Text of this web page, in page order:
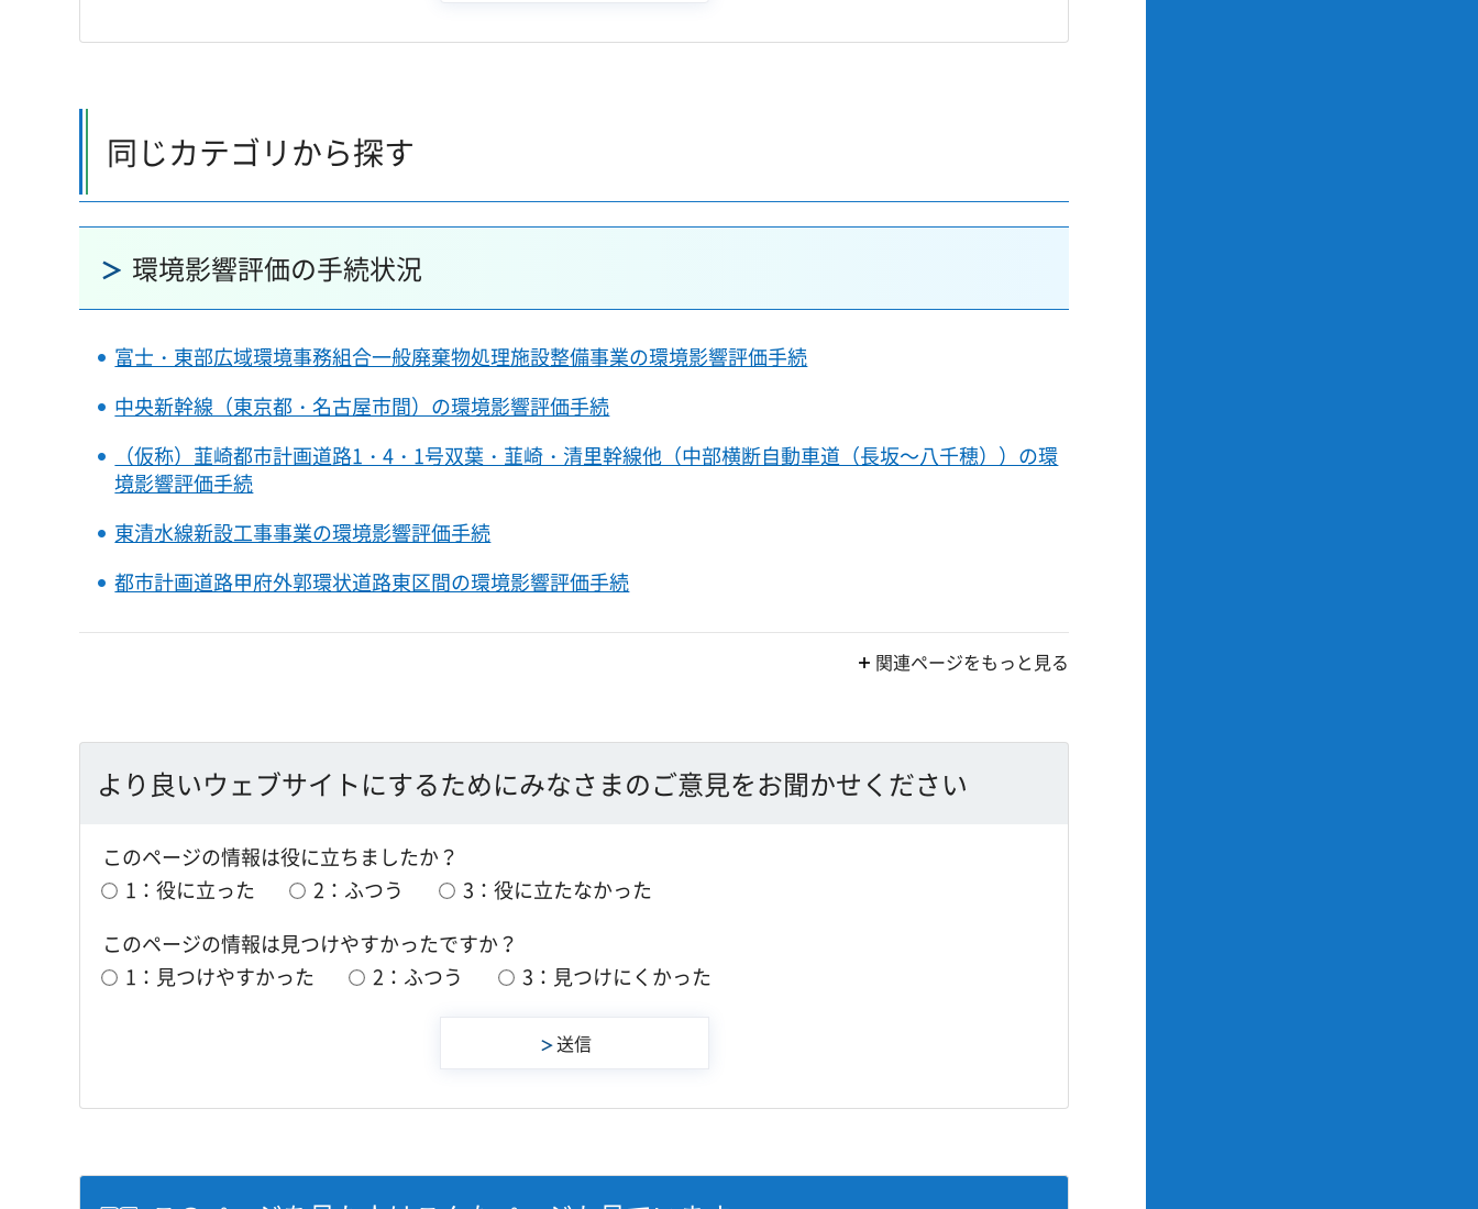
同じカテゴリから探す
環境影響評価の手続状況
富士・東部広域環境事務組合一般廃棄物処理施設整備事業の環境影響評価手続
中央新幹線（東京都・名古屋市間）の環境影響評価手続
（仮称）韮崎都市計画道路1・4・1号双葉・韮崎・清里幹線他（中部横断自動車道（長坂～八千穂））の環
境影響評価手続
東清水線新設工事事業の環境影響評価手続
都市計画道路甲府外郭環状道路東区間の環境影響評価手続
関連ページをもっと見る
より良いウェブサイトにするためにみなさまのご意見をお聞かせください
このページの情報は役に立ちましたか？
1：役に立った
2：ふつう
3：役に立たなかった
このページの情報は見つけやすかったですか？
1：見つけやすかった
2：ふつう 3：見つけにくかった